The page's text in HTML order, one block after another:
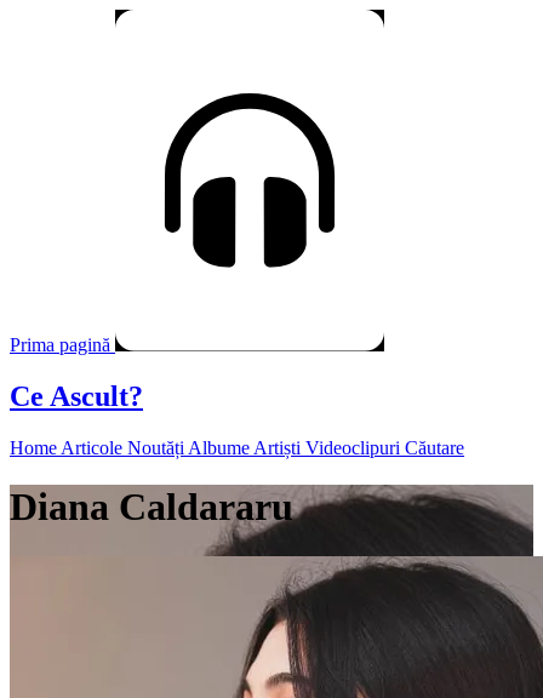
Prima pagină
Ce Ascult?
Home Articole Noutăți Albume Artiști Videoclipuri Căutare
Diana Caldararu